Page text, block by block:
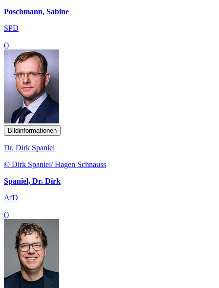
Poschmann, Sabine
SPD
()
Bildinformationen
Dr. Dirk Spaniel
© Dirk Spaniel/ Hagen Schnauss
Spaniel, Dr. Dirk
AfD
()